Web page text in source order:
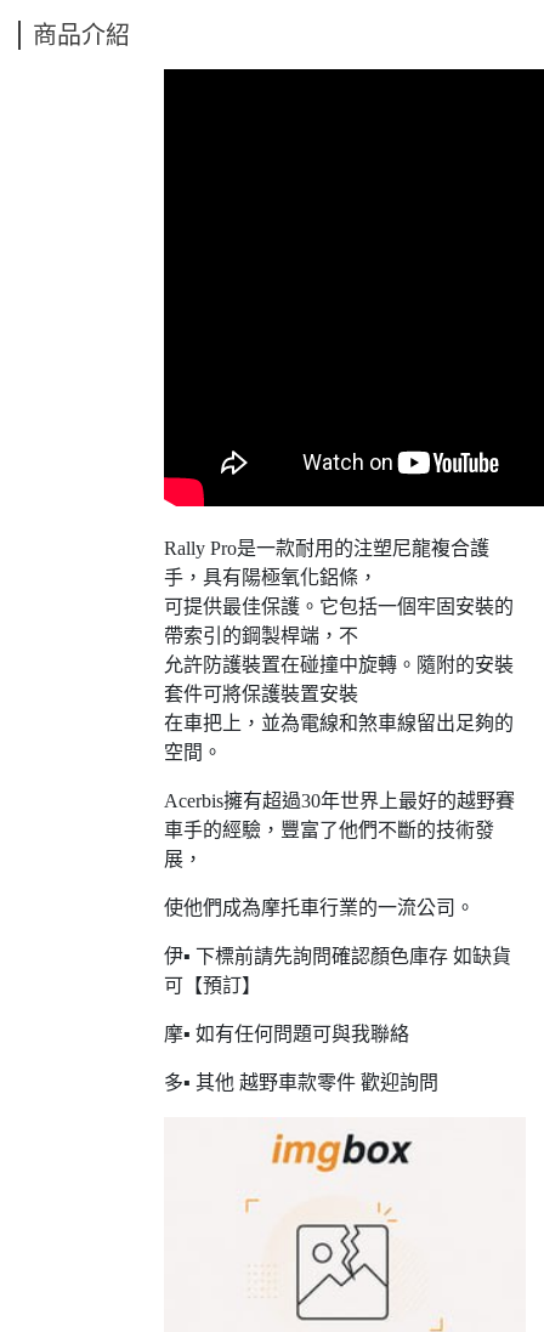
商品介紹
Rally Pro是一款耐用的注塑尼龍複合護
手，具有陽極氧化鋁條，
可提供最佳保護。它包括一個牢固安裝的
帶索引的鋼製桿端，不
允許防護裝置在碰撞中旋轉。隨附的安裝
套件可將保護裝置安裝
在車把上，並為電線和煞車線留出足夠的
空間。
Acerbis擁有超過30年世界上最好的越野賽
車手的經驗，豐富了他們不斷的技術發
展，
使他們成為摩托車行業的一流公司。
伊▪ 下標前請先詢問確認顏色庫存 如缺貨
可【預訂】
摩▪ 如有任何問題可與我聯絡
多▪ 其他 越野車款零件 歡迎詢問